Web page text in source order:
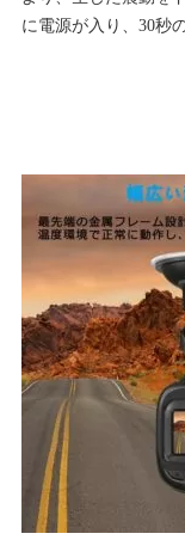
に電源が入り、30秒